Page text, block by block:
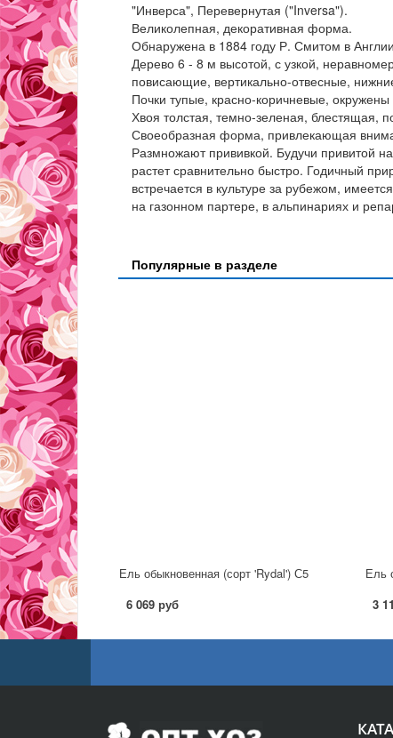
"Инверса", Перевернутая ("Inversa").
Великолепная, декоративная форма.
Обнаружена в 1884 году Р. Смитом в
Дерево 6 - 8 м высотой, с узкой,
повисающие, вертикально-отвесные,
Почки тупые, красно-коричневые,
Хвоя толстая, темно-зеленая, блестящая,
Своеобразная форма, привлекающая
Размножают прививкой. Будучи привитой
растет сравнительно быстро. Годичный
встречается в культуре за рубежом,
на газонном партере, в альпинариях и
Популярные в разделе
Ель обыкновенная (сорт 'Rydal') С5
6 069 руб
Ель
3